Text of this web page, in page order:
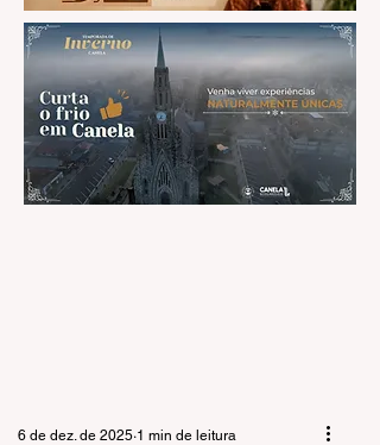
6 de dez. de 2025 1 min de leitura